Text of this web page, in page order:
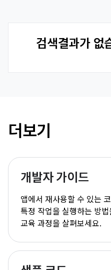
검색결과가 없
더보기
개발자 가이드
앱에서 재사용할 수 있는
특정 작업을 실행하는 방
교육 과정을 살펴보세요.